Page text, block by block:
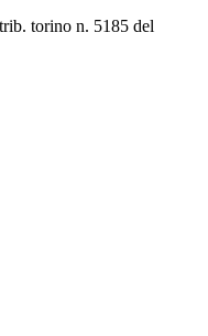
torino n. 5185 del